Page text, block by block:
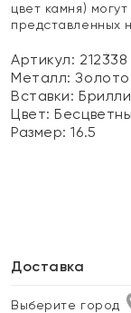
цвет камня)
представленных
Артикул: 212338
Металл:
Вставки:
Цвет:
Размер:16.5
Доставка
Выберите город